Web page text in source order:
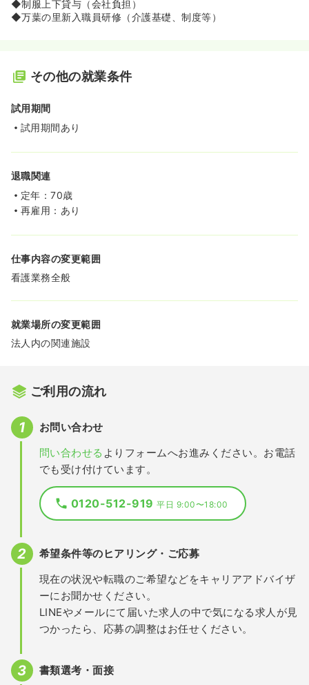
◆制服上下貸与（会社負担）
◆万葉の里新入職員研修（介護基礎、制度等）
その他の就業条件
試用期間
試用期間あり
退職関連
定年：70歳
再雇用：あり
仕事内容の変更範囲
看護業務全般
就業場所の変更範囲
法人内の関連施設
ご利用の流れ
お問い合わせ
問い合わせる よりフォームへお進みください。お電話
でも受け付けています。
0120-512-919平日 9:00〜18:00
希望条件等のヒアリング・ご応募
現在の状況や転職のご希望などをキャリアアドバイザ
ーにお聞かせください。
LINEやメールにて届いた求人の中で気になる求人が見
つかったら、応募の調整はお任せください。
書類選考・面接